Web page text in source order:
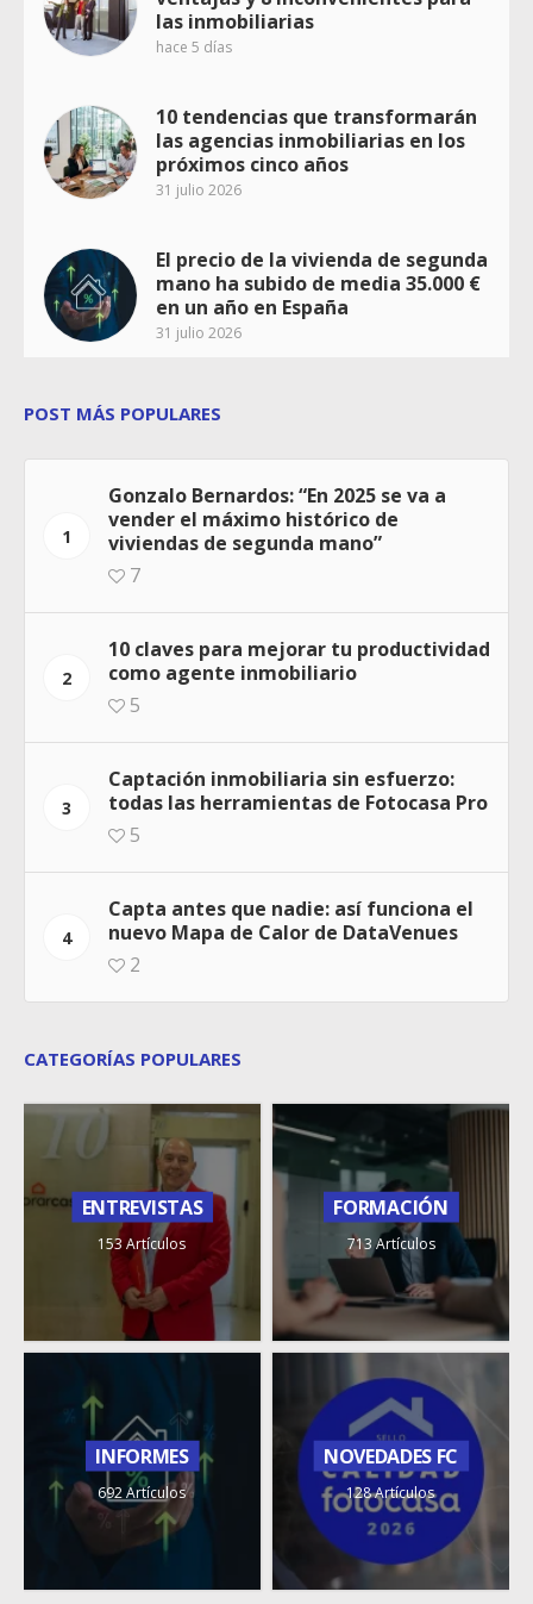
las inmobiliarias
hace 5 días
10 tendencias que transformarán
las agencias inmobiliarias en los
próximos cinco años
31 julio 2026
El precio de la vivienda de segunda
mano ha subido de media 35.000 €
en un año en España
31 julio 2026
POST MÁS POPULARES
1
Gonzalo Bernardos: “En 2025 se va a
vender el máximo histórico de
viviendas de segunda mano”
7
2
10 claves para mejorar tu productividad
como agente inmobiliario
5
3
Captación inmobiliaria sin esfuerzo:
todas las herramientas de Fotocasa Pro
5
4
Capta antes que nadie: así funciona el
nuevo Mapa de Calor de DataVenues
2
CATEGORÍAS POPULARES
ENTREVISTAS
153 Artículos
FORMACIÓN
713 Artículos
INFORMES
692 Artículos
NOVEDADES FC
128 Artículos